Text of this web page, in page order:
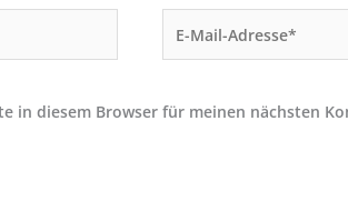
Mail-
in diesem Browser für meinen nächsten